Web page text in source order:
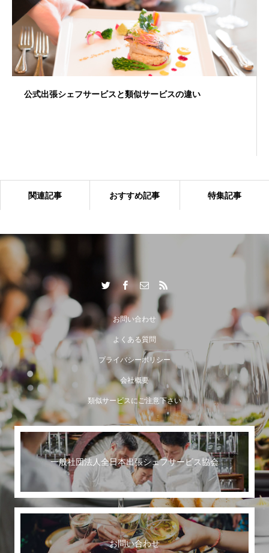
公式出張シェフサービスと類似サービスの違い
出張シェフサービスならではの付加価値とは？
世界に誇る日本のおもてなし
関連記事 おすすめ記事 特集記事
お問い合わせ
よくある質問
プライバシーポリシー
会社概要
類似サービスにご注意下さい
一般社団法人全日本出張シェフサービス協会
お問い合わせ